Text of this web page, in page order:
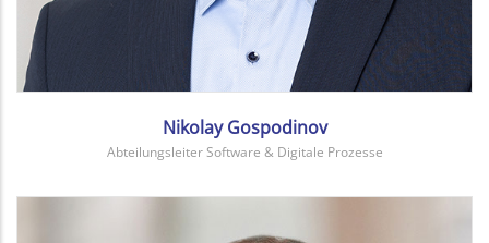
Nikolay Gospodinov
Abteilungsleiter Software & Digitale Prozesse